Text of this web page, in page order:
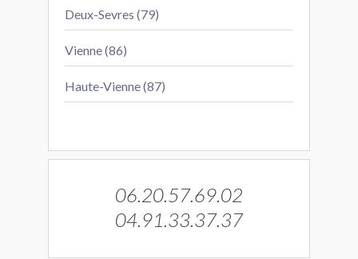
Deux-Sevres (79)
Vienne (86)
Haute-Vienne (87)
06.20.57.69.02
04.91.33.37.37